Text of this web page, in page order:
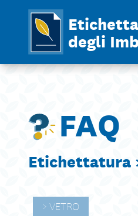
degli
FAQ
Etichettatura
VETRO